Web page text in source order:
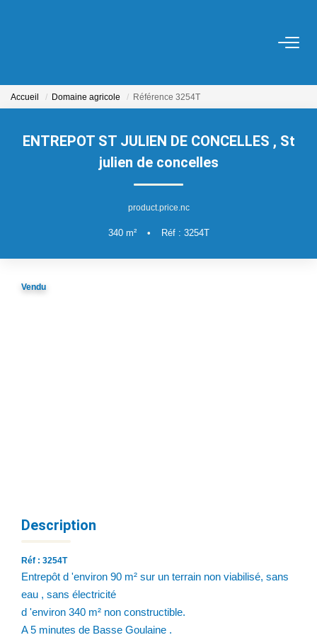
ESTIMER
Accueil Domaine agricole Référence 3254T
ENTREPOT ST JULIEN DE CONCELLES , St
julien de concelles
product.price.nc
340m² • Réf : 3254T
Vendu
Description
Réf : 3254T
Entrepôt d 'environ 90 m² sur un terrain non viabilisé, sans
eau , sans électricité
d 'environ 340 m² non constructible.
A 5 minutes de Basse Goulaine .